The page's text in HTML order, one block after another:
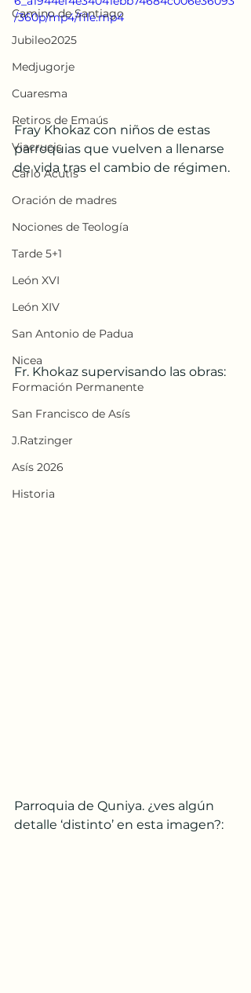
Camino de Santiago
Jubileo2025
Medjugorje
Cuaresma
Retiros de Emaús
Viacrucis
Carlo Acutis
Oración de madres
Nociones de Teología
Tarde 5+1
León XVI
León XIV
San Antonio de Padua
Nicea
Formación Permanente
San Francisco de Asís
J.Ratzinger
Asís 2026
Historia
/360p/mp4/file.mp4
Fray Khokaz con niños de estas
parroquias que vuelven a llenarse
de vida tras el cambio de régimen.
Fr. Khokaz supervisando las obras:
Parroquia de Quniya. ¿ves algún
detalle ‘distinto’ en esta imagen?: